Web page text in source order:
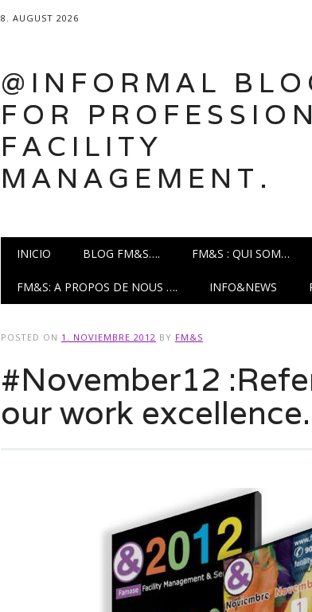
8. AUGUST 2026
@INFORMAL
FOR
FACILITY
MANAGEMENT.
Main menu
INICIO BLOG FM&S…. FM&S : QUI SOM…
FM&S: A PROPOS DE NOUS …. INFO&NEWS
POSTED ON 1. NOVIEMBRE 2012 BY FM&S
#November12
our work excellence.